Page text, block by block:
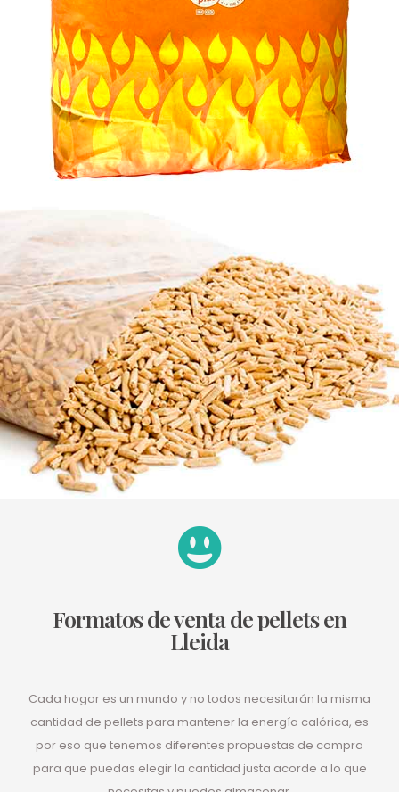
Formatos de venta de pellets en
Lleida
Cada hogar es un mundo y no todos necesitarán la misma
cantidad de pellets para mantener la energía calórica, es
por eso que tenemos diferentes propuestas de compra
para que puedas elegir la cantidad justa acorde a lo que